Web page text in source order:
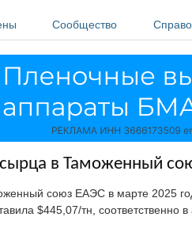
Сообщество
в Таможенный
союз ЕАЭС в марте 2025
$445,07/тн,